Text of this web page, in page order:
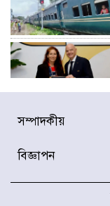
সম্পাদকীয়
বিজ্ঞাপন